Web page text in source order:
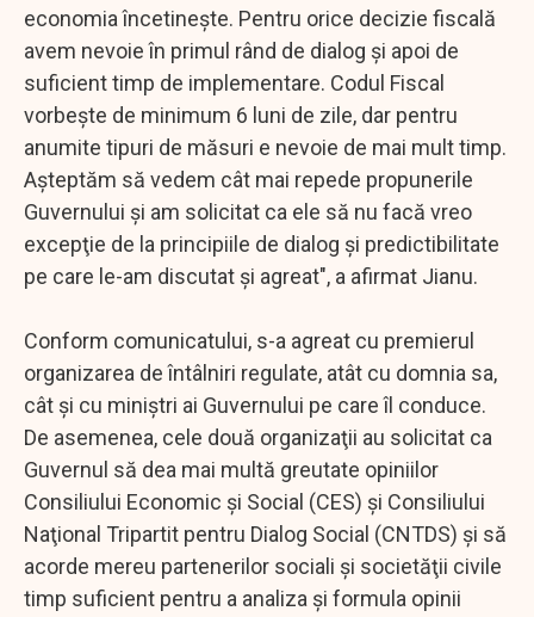
economia încetineşte. Pentru orice decizie fiscală
avem nevoie în primul rând de dialog şi apoi de
suficient timp de implementare. Codul Fiscal
vorbeşte de minimum 6 luni de zile, dar pentru
anumite tipuri de măsuri e nevoie de mai mult timp.
Aşteptăm să vedem cât mai repede propunerile
Guvernului şi am solicitat ca ele să nu facă vreo
excepţie de la principiile de dialog şi predictibilitate
pe care le-am discutat şi agreat", a afirmat Jianu.
Conform comunicatului, s-a agreat cu premierul
organizarea de întâlniri regulate, atât cu domnia sa,
cât şi cu miniştri ai Guvernului pe care îl conduce.
De asemenea, cele două organizaţii au solicitat ca
Guvernul să dea mai multă greutate opiniilor
Consiliului Economic şi Social (CES) şi Consiliului
Naţional Tripartit pentru Dialog Social (CNTDS) şi să
acorde mereu partenerilor sociali şi societăţii civile
timp suficient pentru a analiza şi formula opinii